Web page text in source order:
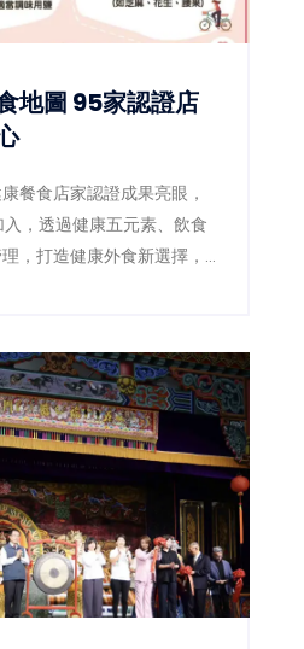
認證店
餐食店家認證成果亮眼，
，透過健康五元素、飲食
，打造健康外食新選擇，